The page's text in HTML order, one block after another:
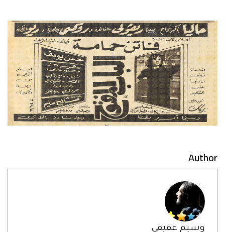
Author
وسيم عفيفي